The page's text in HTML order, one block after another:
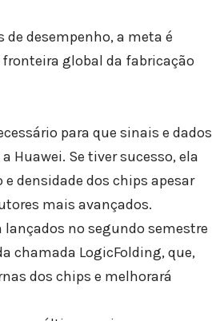
desempenho, a meta é
global da fabricação
para que sinais e dados
Se tiver sucesso, ela
densidade dos chips apesar
mais avançados.
no segundo semestre
chamada LogicFolding, que,
dos chips e melhorará